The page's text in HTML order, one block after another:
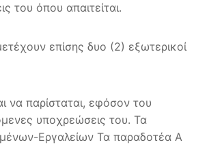
του όπου απαιτείται.
επίσης δυο (2) εξωτερικοί
να παρίσταται, εφόσον του
υποχρεώσεις του. Τα
Εργαλείων Τα παραδοτέα Α